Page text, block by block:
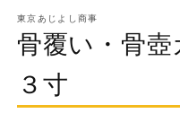
ダ
ル
で
メ
デ
ィ
東京あじよし商事
骨覆い・骨
３寸